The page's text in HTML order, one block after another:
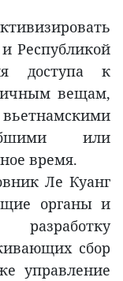
Республикой
доступа к
вещам,
или
время.
Ле Куанг
органы и
сбор
управление